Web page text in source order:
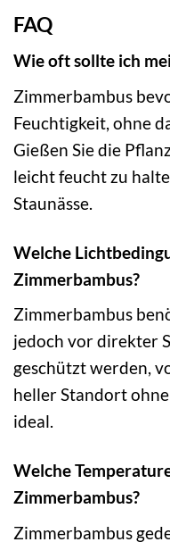
FAQ
Wie oft sollte ich
Zimmerbambus
Feuchtigkeit, ohne
Gießen Sie die
leicht feucht zu
Staunässe.
Welche
Zimmerbambus?
Zimmerbambus
jedoch vor direkter
geschützt werden,
heller Standort
ideal.
Welche
Zimmerbambus?
Zimmerbambus